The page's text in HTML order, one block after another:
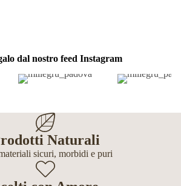
dal nostro feed Instagram
Naturali
sicuri, morbidi e puri